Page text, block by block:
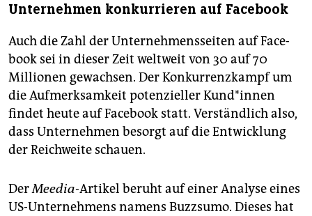
Unternehmen konkurrieren auf Facebook
Auch die Zahl der Unternehmensseiten auf Face­
book sei in dieser Zeit weltweit von 30 auf 70
Millionen gewachsen. Der Konkurrenzkampf um
die Aufmerksamkeit potenzieller Kund*innen
findet heute auf Facebook statt. Verständlich also,
dass Unternehmen besorgt auf die Entwicklung
der Reichweite schauen.
DerMeedia-Artikel beruht auf einer Analyse eines
US-Unternehmens namens Buzzsumo. Dieses hat